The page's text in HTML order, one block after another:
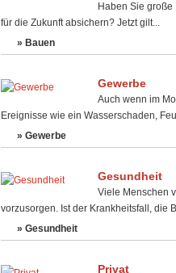
Haben Sie große
für die Zukunft absichern? Jetzt gilt...
» Bauen
Gewerbe
Auch wenn im
Ereignisse wie ein Wasserschaden,
» Gewerbe
Gesundheit
Viele Menschen
vorzusorgen. Ist der Krankheitsfall, die
» Gesundheit
Privat